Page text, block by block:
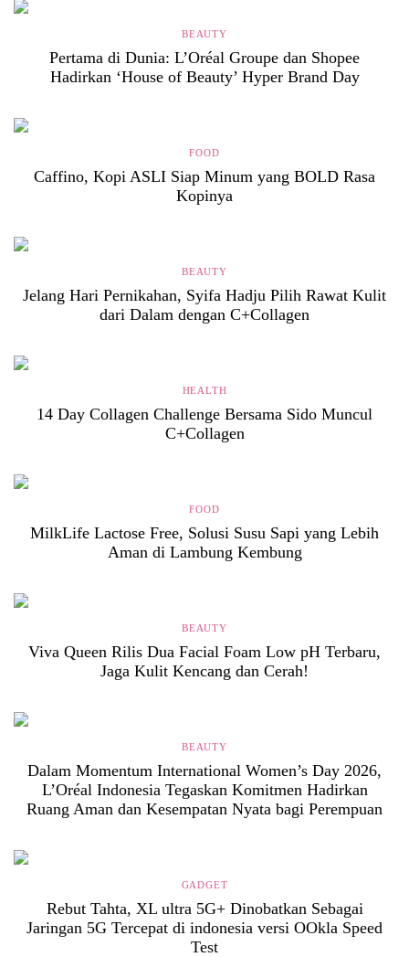
BEAUTY
Pertama di Dunia: L’Oréal Groupe dan Shopee
Hadirkan ‘House of Beauty’ Hyper Brand Day
FOOD
Caffino, Kopi ASLI Siap Minum yang BOLD Rasa
Kopinya
BEAUTY
Jelang Hari Pernikahan, Syifa Hadju Pilih Rawat Kulit
dari Dalam dengan C+Collagen
HEALTH
14 Day Collagen Challenge Bersama Sido Muncul
C+Collagen
FOOD
MilkLife Lactose Free, Solusi Susu Sapi yang Lebih
Aman di Lambung Kembung
BEAUTY
Viva Queen Rilis Dua Facial Foam Low pH Terbaru,
Jaga Kulit Kencang dan Cerah!
BEAUTY
Dalam Momentum International Women’s Day 2026,
L’Oréal Indonesia Tegaskan Komitmen Hadirkan
Ruang Aman dan Kesempatan Nyata bagi Perempuan
GADGET
Rebut Tahta, XL ultra 5G+ Dinobatkan Sebagai
Jaringan 5G Tercepat di indonesia versi OOkla Speed
Test